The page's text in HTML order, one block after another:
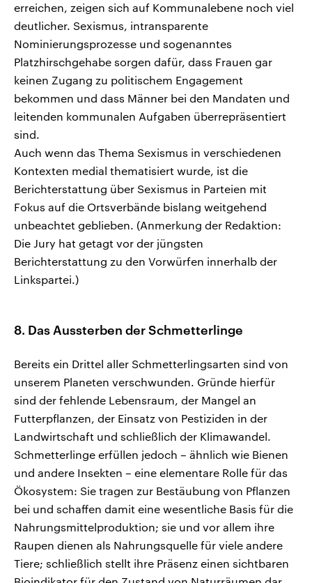
erreichen, zeigen sich auf Kommunalebene noch viel
deutlicher. Sexismus, intransparente
Nominierungsprozesse und sogenanntes
Platzhirschgehabe sorgen dafür, dass Frauen gar
keinen Zugang zu politischem Engagement
bekommen und dass Männer bei den Mandaten und
leitenden kommunalen Aufgaben überrepräsentiert
sind.
Auch wenn das Thema Sexismus in verschiedenen
Kontexten medial thematisiert wurde, ist die
Berichterstattung über Sexismus in Parteien mit
Fokus auf die Ortsverbände bislang weitgehend
unbeachtet geblieben. (Anmerkung der Redaktion:
Die Jury hat getagt vor der jüngsten
Berichterstattung zu den Vorwürfen innerhalb der
Linkspartei.)
8. Das Aussterben der Schmetterlinge
Bereits ein Drittel aller Schmetterlingsarten sind von
unserem Planeten verschwunden. Gründe hierfür
sind der fehlende Lebensraum, der Mangel an
Futterpflanzen, der Einsatz von Pestiziden in der
Landwirtschaft und schließlich der Klimawandel.
Schmetterlinge erfüllen jedoch – ähnlich wie Bienen
und andere Insekten – eine elementare Rolle für das
Ökosystem: Sie tragen zur Bestäubung von Pflanzen
bei und schaffen damit eine wesentliche Basis für die
Nahrungsmittelproduktion; sie und vor allem ihre
Raupen dienen als Nahrungsquelle für viele andere
Tiere; schließlich stellt ihre Präsenz einen sichtbaren